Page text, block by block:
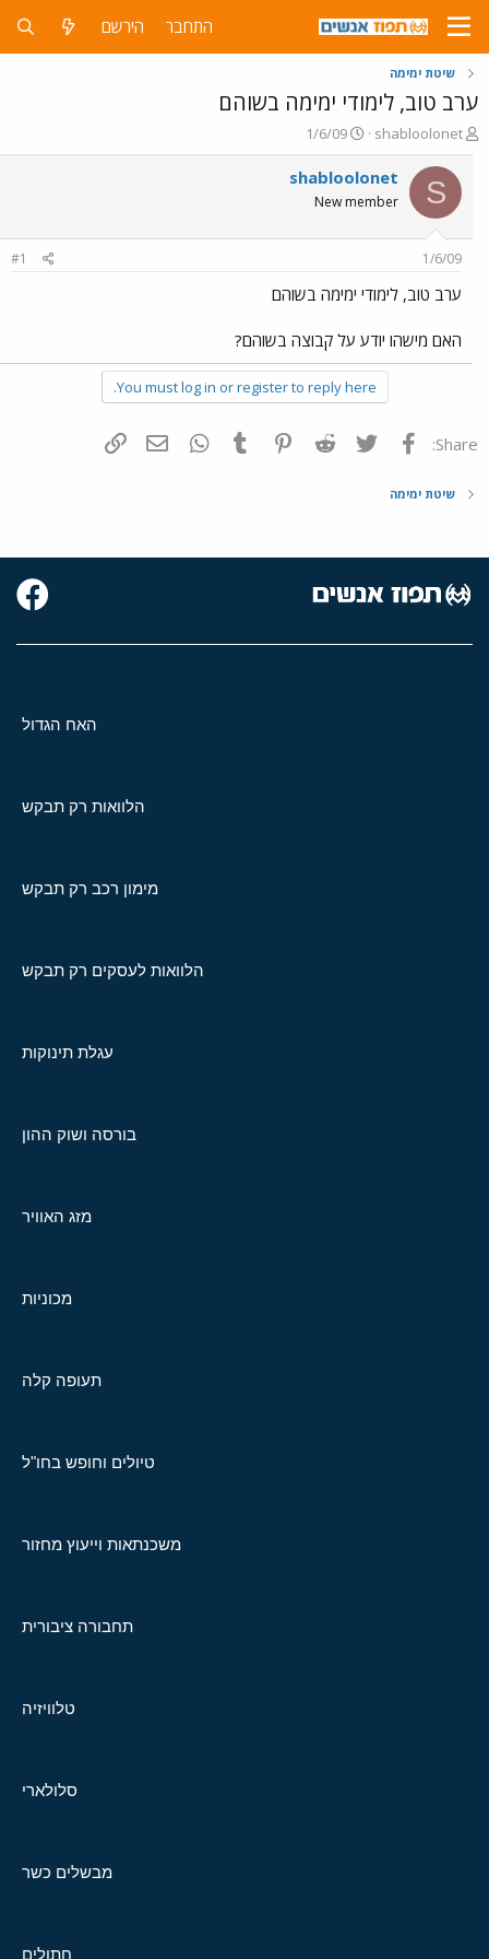
התחבר הירשם
שיטת ימימה
ערב טוב, לימודי ימימה בשוהם
פ
ו
ת
ח
ה
ו
ש
א
shabloolonet
פ
ו
ר
ם
ר
1/6/09
S
shabloolonet
New member
1/6/09
#1
ערב טוב, לימודי ימימה בשוהם
האם מישהו יודע על קבוצה בשוהם?
You must log in or register to reply here.
Share: פייסבוק Twitter
Reddit
Pinterest
Tumblr
WhatsAppדואר אלקטרוני
שיטת ימימה
האח הגדול
הלוואות רק תבקש
מימון רכב רק תבקש
הלוואות לעסקים רק תבקש
עגלת תינוקות
בורסה ושוק ההון
מזג האוויר
מכוניות
תעופה קלה
טיולים וחופש בחו"ל
משכנתאות וייעוץ מחזור
תחבורה ציבורית
טלוויזיה
סלולארי
מבשלים כשר
חתולים